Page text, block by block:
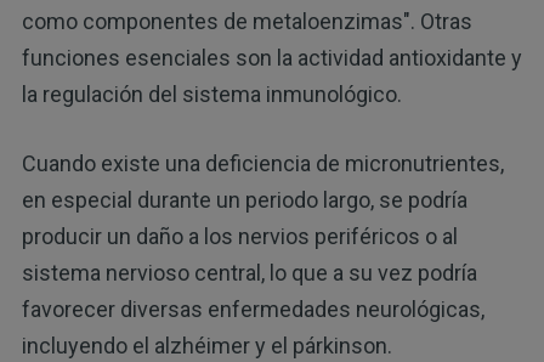
como componentes de metaloenzimas". Otras
funciones esenciales son la actividad antioxidante y
la regulación del sistema inmunológico.
Cuando existe una deficiencia de micronutrientes,
en especial durante un periodo largo, se podría
producir un daño a los nervios periféricos o al
sistema nervioso central, lo que a su vez podría
favorecer diversas enfermedades neurológicas,
incluyendo el alzhéimer y el párkinson.